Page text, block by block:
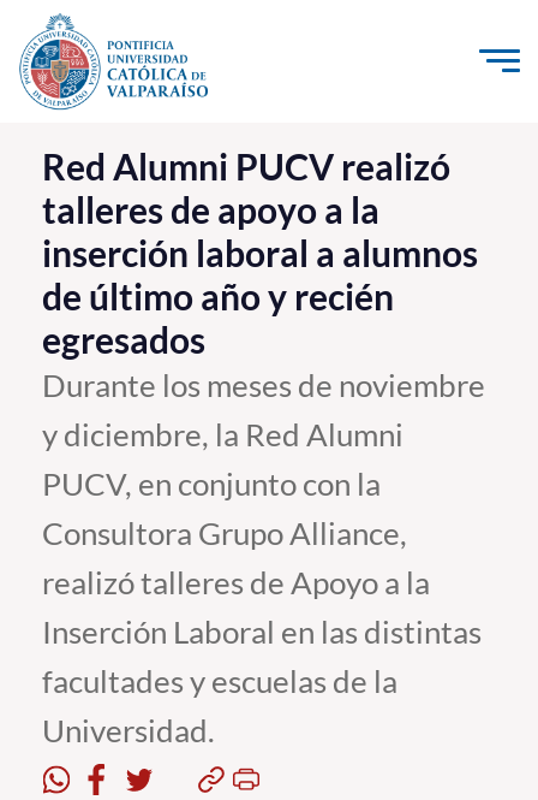
Click acá para ir directamente al contenido
La Universidad
Investigación, Creación e Innovación
PUCV Internacional
Vinculación con el Medio
Admisión
Pregrado
Postgrado
Formación Continua
Académicos
Funcionarios
Alumni
Red Alumni PUCV realizó
talleres de apoyo a la
inserción laboral a alumnos
de último año y recién
egresados
Durante los meses de noviembre
y diciembre, la Red Alumni
PUCV, en conjunto con la
Consultora Grupo Alliance,
realizó talleres de Apoyo a la
Inserción Laboral en las distintas
facultades y escuelas de la
Universidad.